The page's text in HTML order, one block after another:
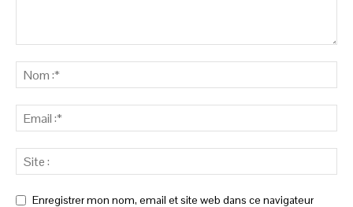
Enregistrer mon nom, email et site web dans ce navigateur